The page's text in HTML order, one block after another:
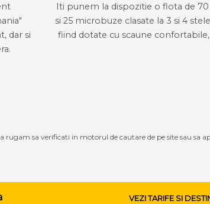
dar si
Iti punem la dispozitie o flota de
si 25 microbuze clasate la 3 si 4
fiind dotate cu scaune
sa verificati in motorul de cautare de pe site sau sa
VEZI TARIFE SI